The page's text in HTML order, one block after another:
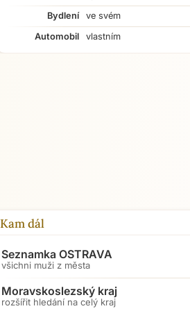
Bydlení
ve svém
Automobil
vlastním
Kam dál
Seznamka OSTRAVA
všichni muži z města
Moravskoslezský kraj
rozšířit hledání na celý kraj